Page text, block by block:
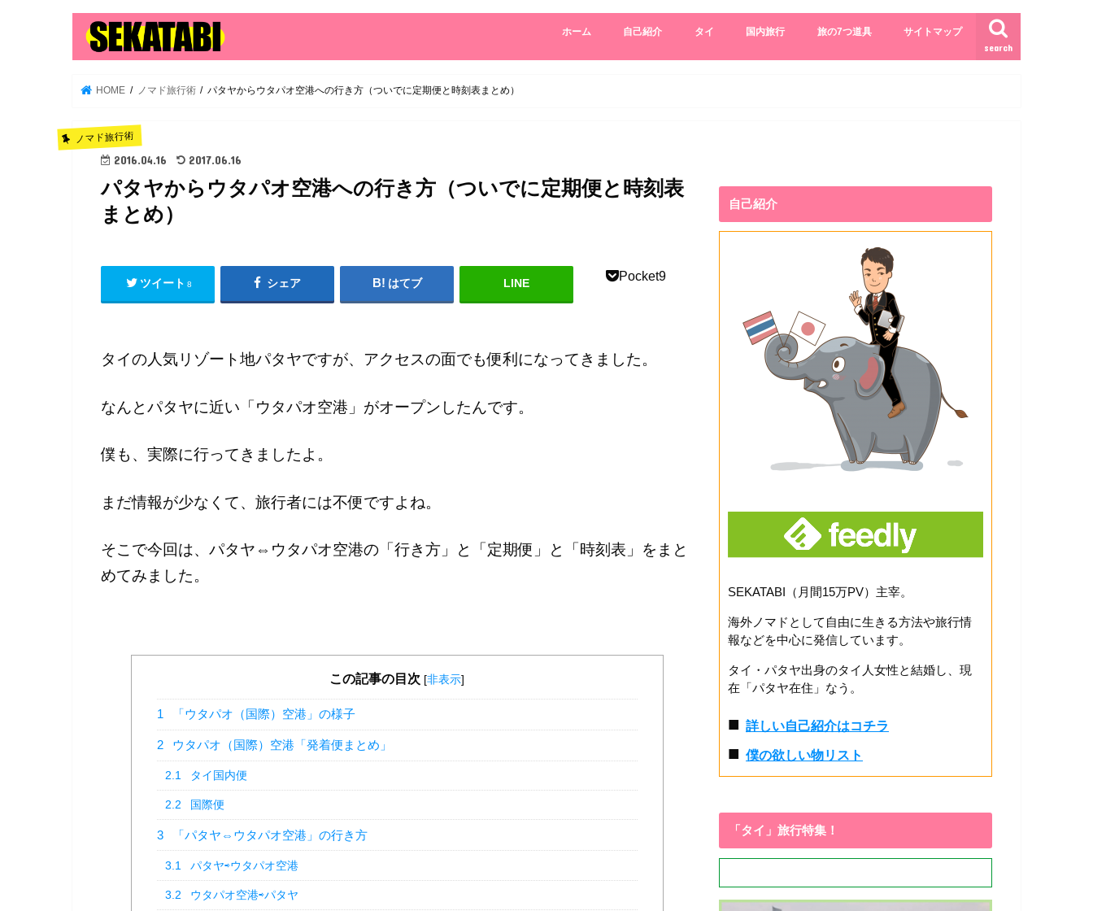
search
ホーム 自己紹介 タイ 国内旅行 旅の7つ道具 サイトマップ
HOME ノマド旅行術 パタヤからウタパオ空港への行き方（ついでに定期便と時刻表まとめ）
ノマド旅行術
2016.04.16 2017.06.16
パタヤからウタパオ空港への行き方（ついでに定期便と時刻表
まとめ）
ツイート 8 シェア はてブ LINE Pocket9
タイの人気リゾート地パタヤですが、アクセスの面でも便利になってきました。
なんとパタヤに近い「ウタパオ空港」がオープンしたんです。
僕も、実際に行ってきましたよ。
まだ情報が少なくて、旅行者には不便ですよね。
そこで今回は、パタヤ⇔ウタパオ空港の「行き方」と「定期便」と「時刻表」をまと
めてみました。
この記事の目次 [非表示]
1 「ウタパオ（国際）空港」の様子
2 ウタパオ（国際）空港「発着便まとめ」
2.1 タイ国内便
2.2 国際便
3 「パタヤ⇔ウタパオ空港」の行き方
3.1 パタヤ⇨ウタパオ空港
3.2 ウタパオ空港⇨パタヤ
自己紹介
SEKATABI（月間15万PV）主宰。
海外ノマドとして自由に生きる方法や旅行情
報などを中心に発信しています。
タイ・パタヤ出身のタイ人女性と結婚し、現
在「パタヤ在住」なう。
■ 詳しい自己紹介はコチラ
■ 僕の欲しい物リスト
「タイ」旅行特集！